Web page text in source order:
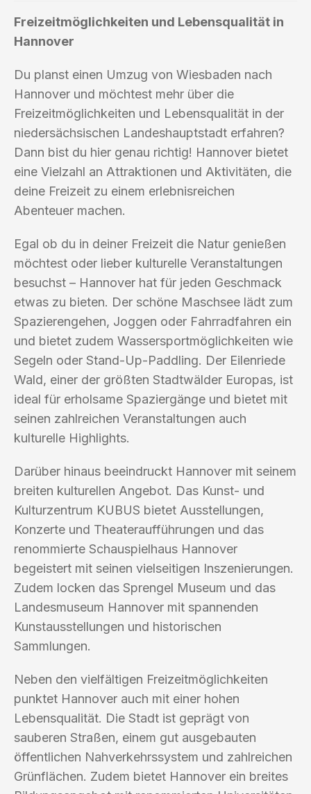
Freizeitmöglichkeiten und Lebensqualität in
Hannover
Du planst einen Umzug von Wiesbaden nach
Hannover und möchtest mehr über die
Freizeitmöglichkeiten und Lebensqualität in der
niedersächsischen Landeshauptstadt erfahren?
Dann bist du hier genau richtig! Hannover bietet
eine Vielzahl an Attraktionen und Aktivitäten, die
deine Freizeit zu einem erlebnisreichen
Abenteuer machen.
Egal ob du in deiner Freizeit die Natur genießen
möchtest oder lieber kulturelle Veranstaltungen
besuchst – Hannover hat für jeden Geschmack
etwas zu bieten. Der schöne Maschsee lädt zum
Spazierengehen, Joggen oder Fahrradfahren ein
und bietet zudem Wassersportmöglichkeiten wie
Segeln oder Stand-Up-Paddling. Der Eilenriede
Wald, einer der größten Stadtwälder Europas, ist
ideal für erholsame Spaziergänge und bietet mit
seinen zahlreichen Veranstaltungen auch
kulturelle Highlights.
Darüber hinaus beeindruckt Hannover mit seinem
breiten kulturellen Angebot. Das Kunst- und
Kulturzentrum KUBUS bietet Ausstellungen,
Konzerte und Theateraufführungen und das
renommierte Schauspielhaus Hannover
begeistert mit seinen vielseitigen Inszenierungen.
Zudem locken das Sprengel Museum und das
Landesmuseum Hannover mit spannenden
Kunstausstellungen und historischen
Sammlungen.
Neben den vielfältigen Freizeitmöglichkeiten
punktet Hannover auch mit einer hohen
Lebensqualität. Die Stadt ist geprägt von
sauberen Straßen, einem gut ausgebauten
öffentlichen Nahverkehrssystem und zahlreichen
Grünflächen. Zudem bietet Hannover ein breites